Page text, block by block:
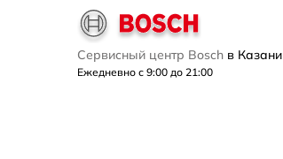
Сервисный центр Bosch в Казани
Ежедневно с 9:00 до 21:00